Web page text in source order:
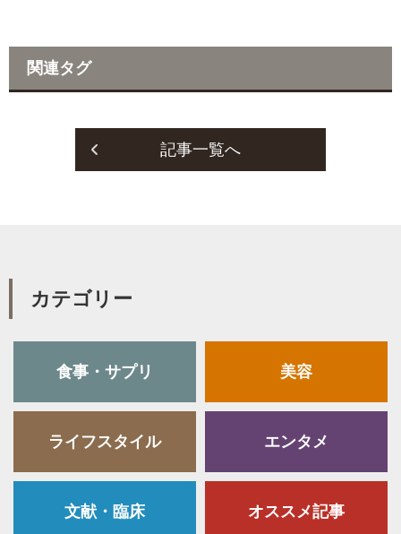
e
b
t
関連タグ
記事一覧へ
カテゴリー
食事・サプリ 美容
ライフスタイル エンタメ
文献・臨床 オススメ記事